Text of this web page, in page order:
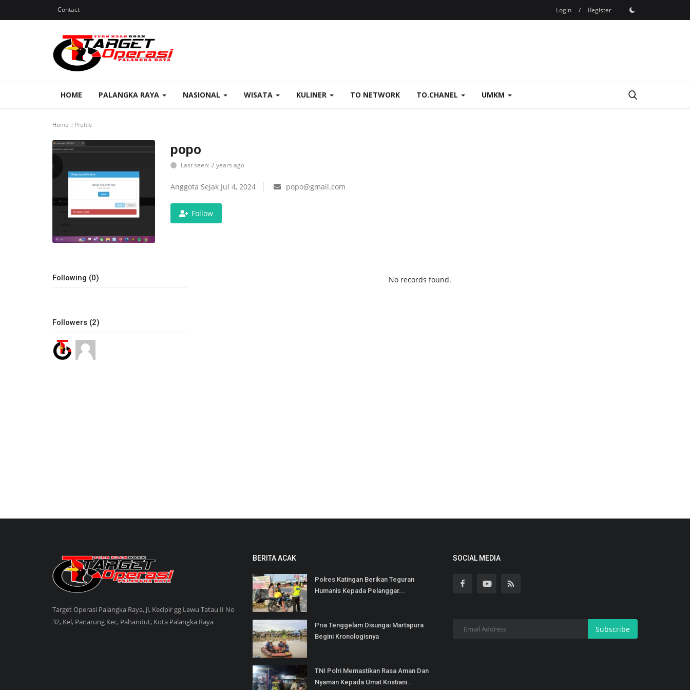
Contact Login / Register
HOME PALANGKA RAYA NASIONAL WISATA KULINER TO NETWORK TO.CHANEL UMKM
Home Profile
popo
Last seen: 2 years ago
Anggota Sejak Jul 4, 2024 popo@gmail.com
Follow
Following (0)
Followers (2)
No records found.
Target Operasi Palangka Raya, Jl, Kecipir gg Lewu Tatau II No
32, Kel, Panarung Kec, Pahandut, Kota Palangka Raya
BERITA ACAK
Polres Katingan Berikan Teguran
Humanis Kepada Pelanggar...
Pria Tenggelam Disungai Martapura
Begini Kronologisnya
TNI Polri Memastikan Rasa Aman Dan
Nyaman Kepada Umat Kristiani...
SOCIAL MEDIA
Subscribe